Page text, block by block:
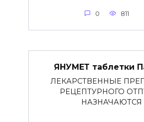
0 811
ЯНУМЕТ таблетки
ЛЕКАРСТВЕННЫЕ
РЕЦЕПТУРНОГО
НАЗНАЧАЮТСЯ